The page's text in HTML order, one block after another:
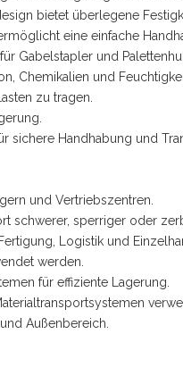
bietet überlegene
eine einfache
Gabelstapler und
Chemikalien und
zu tragen.
sichere Handhabung und
und Vertriebszentren.
schwerer, sperriger oder
Logistik und
werden.
für effiziente Lagerung.
Außenbereich.